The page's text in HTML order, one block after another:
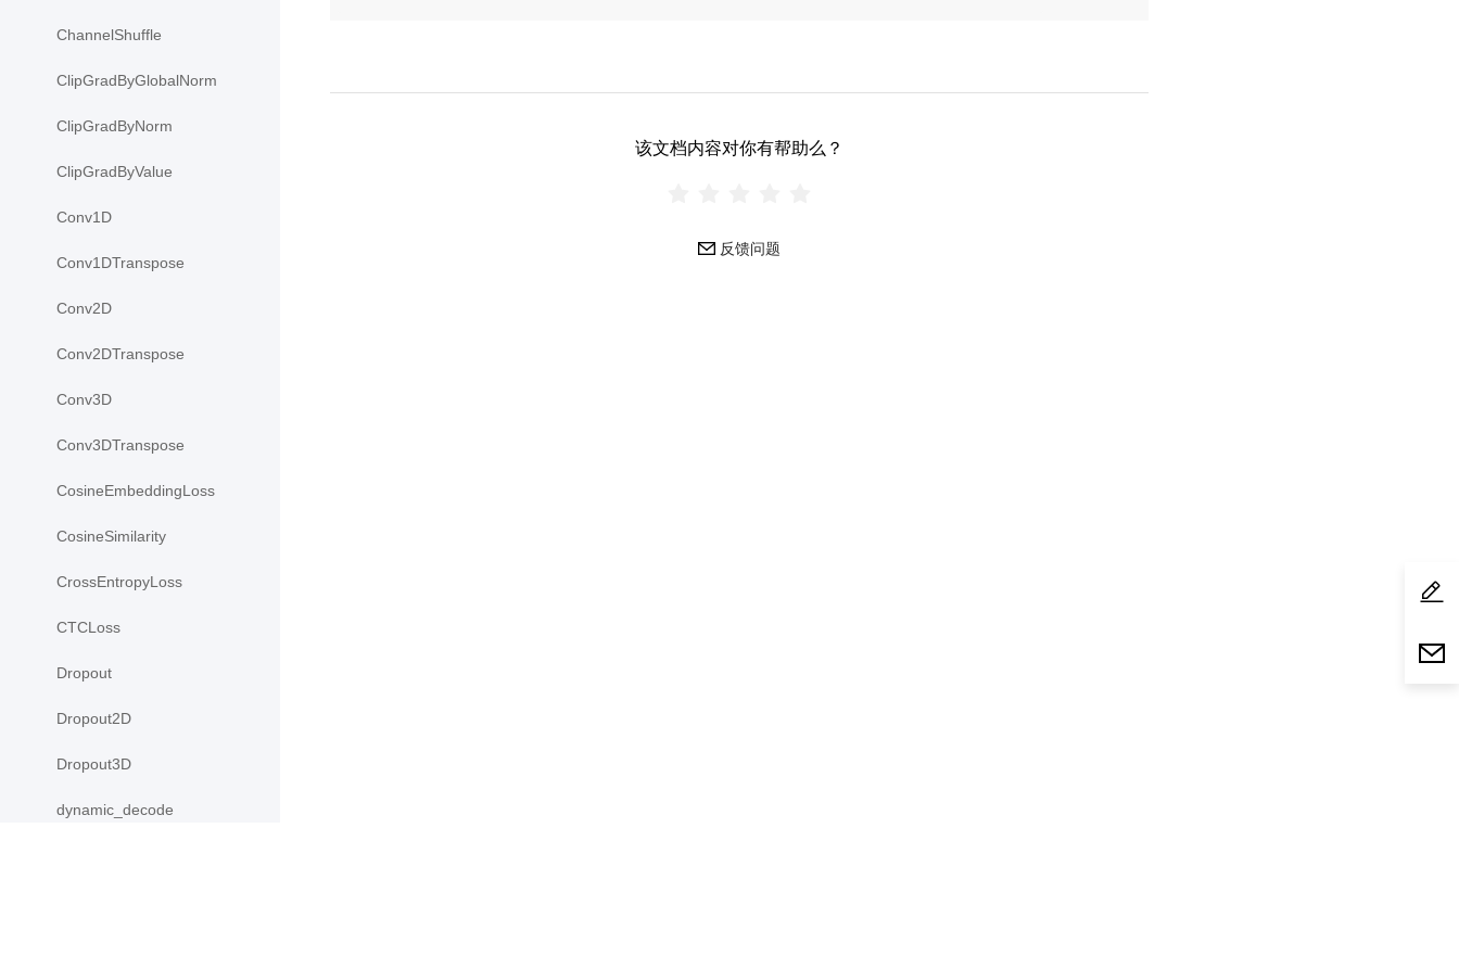
ChannelShuffle
ClipGradByGlobalNorm
ClipGradByNorm
ClipGradByValue
Conv1D
Conv1DTranspose
Conv2D
Conv2DTranspose
Conv3D
Conv3DTranspose
CosineEmbeddingLoss
CosineSimilarity
CrossEntropyLoss
CTCLoss
Dropout
Dropout2D
Dropout3D
dynamic_decode
该文档内容对你有帮助么？
反馈问题